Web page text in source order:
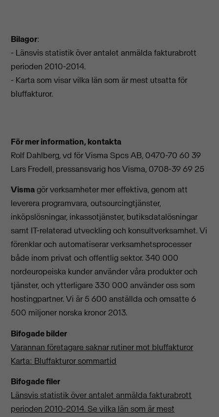
Bilagor:
- Länsvis statistik över antalet anmälda fakturabrott
perioden 2010-2014.
- Karta som visar vilka län som är mest utsatta för
bluffakturor.
För mer information, kontakta
Rolf Dahlberg, vd för Visma Spcs AB, 0470-70 60 39
Lars Fredell, pressansvarig hos Visma, 0708-39 69 25
Vismagör verksamheter mer effektiva, genom att
leverera programvara, outsourcingtjänster,
inköpslösningar, inkassotjänster, butiksdatalösningar
samt IT-relaterad utveckling och konsultverksamhet. Vi
förenklar och automatiserar verksamhetsprocesser
både inom privat och offentlig sektor. 340 000
nordeuropeiska kunder använder våra produkter och
tjänster, och ytterligare 330 000 använder oss som
hostingpartner. Vi är 5 600 anställda och omsatte 6
500 miljoner norska kronor 2013.
Bifogade bilder
Varannan företagare saknar rutiner mot bluffakturor
Karta: Bluffakturor sommartid
Bifogade filer
Länsvis statistik över antalet anmälda fakturabrott
perioden 2010-2014. Se vilka län som är mest